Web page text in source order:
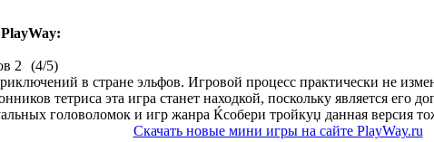
(4/5)
в стране эльфов. Игровой процесс практически не
тетриса эта игра станет находкой, поскольку является его
головоломок и игр жанра Ќсобери тройкуџ данная версия
Скачать новые мини игры на сайте PlayWay.ru